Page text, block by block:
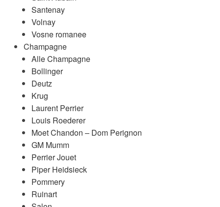
Santenay
Volnay
Vosne romanee
Champagne
Alle Champagne
Bollinger
Deutz
Krug
Laurent Perrier
Louis Roederer
Moet Chandon – Dom Perignon
GM Mumm
Perrier Jouet
Piper Heidsieck
Pommery
Ruinart